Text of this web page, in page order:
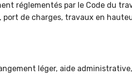
réglementés par le Code du
port de charges, travaux en
léger, aide